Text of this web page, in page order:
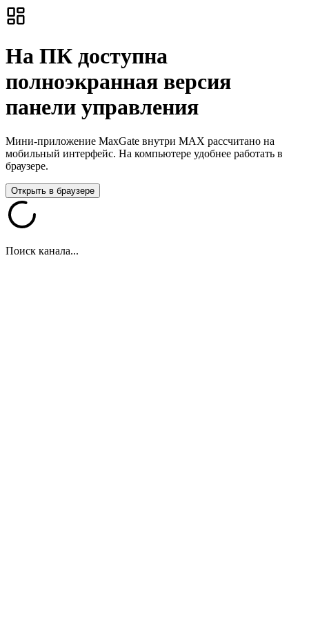
На ПК доступна
полноэкранная версия
панели управления
Мини-приложение MaxGate внутри MAX рассчитано на
мобильный интерфейс. На компьютере удобнее работать в
браузере.
Открыть в браузере
Поиск канала...